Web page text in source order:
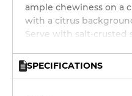
ample chewiness on a
with a citrus
Serve with salt-crusted
SPECIFICATIONS